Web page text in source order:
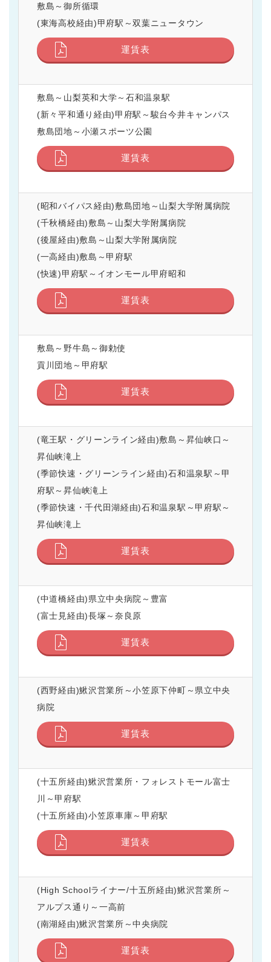
敷島～御所循環
(東海高校経由)甲府駅～双葉ニュータウン
運賃表
敷島～山梨英和大学～石和温泉駅
(新々平和通り経由)甲府駅～駿台今井キャンパス
敷島団地～小瀬スポーツ公園
運賃表
(昭和バイパス経由)敷島団地～山梨大学附属病院
(千秋橋経由)敷島～山梨大学附属病院
(後屋経由)敷島～山梨大学附属病院
(一高経由)敷島～甲府駅
(快速)甲府駅～イオンモール甲府昭和
運賃表
敷島～野牛島～御勅使
貢川団地～甲府駅
運賃表
(竜王駅・グリーンライン経由)敷島～昇仙峡口～
昇仙峡滝上
(季節快速・グリーンライン経由)石和温泉駅～甲
府駅～昇仙峡滝上
(季節快速・千代田湖経由)石和温泉駅～甲府駅～
昇仙峡滝上
運賃表
(中道橋経由)県立中央病院～豊富
(富士見経由)長塚～奈良原
運賃表
(西野経由)鰍沢営業所～小笠原下仲町～県立中央
病院
運賃表
(十五所経由)鰍沢営業所・フォレストモール富士
川～甲府駅
(十五所経由)小笠原車庫～甲府駅
運賃表
(High Schoolライナー/十五所経由)鰍沢営業所～
アルプス通り～一高前
(南湖経由)鰍沢営業所～中央病院
運賃表